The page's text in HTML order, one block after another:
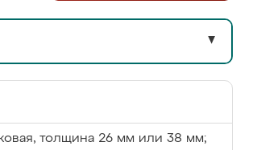
▼
толщина 26 мм или 38 мм;